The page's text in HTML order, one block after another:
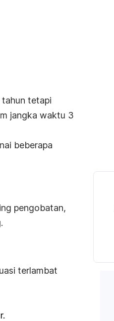
tetapi
jangka waktu 3
beberapa
pengobatan,
terlambat